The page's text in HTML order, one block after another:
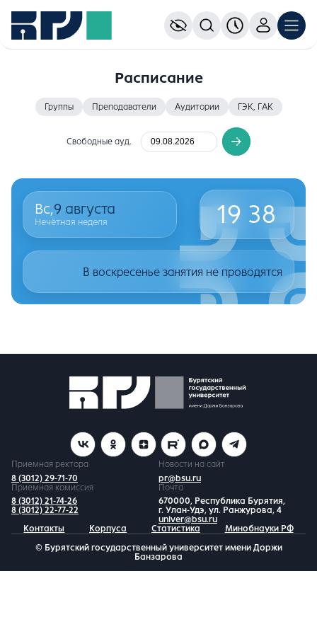
Расписание
Группы Преподаватели Аудитории ГЭК, ГАК
Свободные ауд.
Вс,9 августа
Нечётная неделя 19 38
В воскресенье занятия не проводятся
Приемная ректора
8 (3012) 29-71-70
Новости на сайт
pr@bsu.ru
Приемная комиссия
8 (3012) 21-74-26
8 (3012) 22-77-22
Почта
670000, Республика Бурятия,
г. Улан-Удэ, ул. Ранжурова, 4
univer@bsu.ru
Контакты
Корпуса Статистика Минобнауки РФ
© Бурятский государственный университет имени Доржи
Банзарова